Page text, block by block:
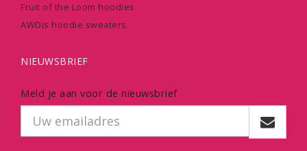
Fruit of the Loom hoodies
AWDis hoodie sweaters
NIEUWSBRIEF
Meld je aan voor de nieuwsbrief